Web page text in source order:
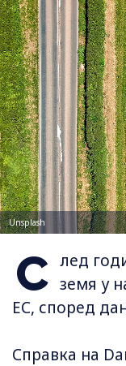
Unsplash
С лед
земя у
ЕС, според
Справка на